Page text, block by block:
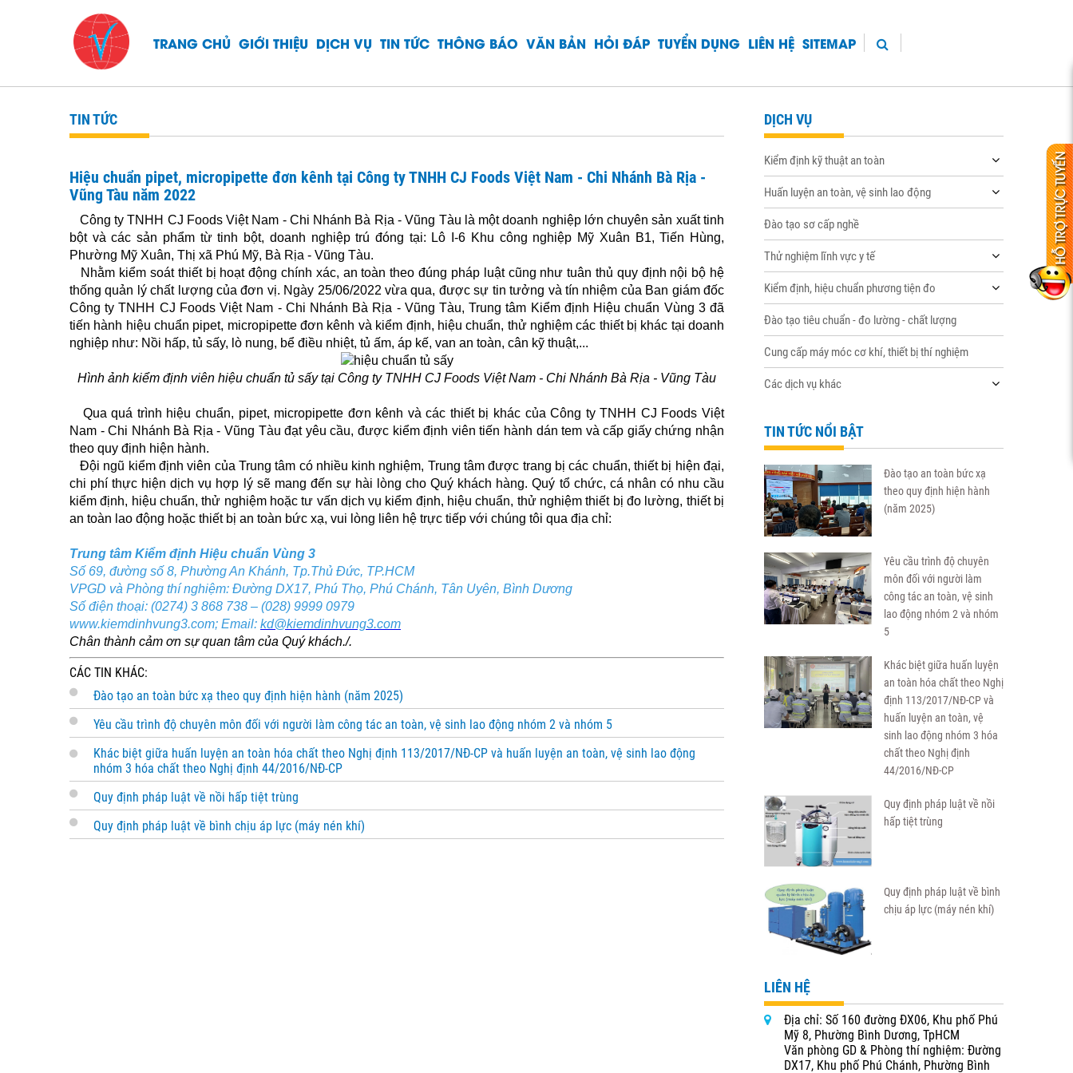
TRANG CHỦ GIỚI THIỆU DỊCH VỤ TIN TỨC THÔNG BÁO VĂN BẢN HỎI ĐÁP TUYỂN DỤNG LIÊN HỆ SITEMAP
TIN TỨC
Hiệu chuẩn pipet, micropipette đơn kênh tại Công ty TNHH CJ Foods Việt Nam - Chi Nhánh Bà Rịa -
Vũng Tàu năm 2022
Công ty TNHH CJ Foods Việt Nam - Chi Nhánh Bà Rịa - Vũng Tàu là một doanh nghiệp lớn chuyên sản xuất tinh
bột và các sản phẩm từ tinh bột, doanh nghiệp trú đóng tại: Lô I-6 Khu công nghiệp Mỹ Xuân B1, Tiến Hùng,
Phường Mỹ Xuân, Thị xã Phú Mỹ, Bà Rịa - Vũng Tàu.
Nhằm kiểm soát thiết bị hoạt động chính xác, an toàn theo đúng pháp luật cũng như tuân thủ quy định nội bộ hệ
thống quản lý chất lượng của đơn vị. Ngày 25/06/2022 vừa qua, được sự tin tưởng và tín nhiệm của Ban giám đốc
Công ty TNHH CJ Foods Việt Nam - Chi Nhánh Bà Rịa - Vũng Tàu, Trung tâm Kiểm định Hiệu chuẩn Vùng 3 đã
tiến hành hiệu chuẩn pipet, micropipette đơn kênh và kiểm định, hiệu chuẩn, thử nghiệm các thiết bị khác tại doanh
nghiệp như: Nồi hấp, tủ sấy, lò nung, bể điều nhiệt, tủ ấm, áp kế, van an toàn, cân kỹ thuật,...
Hình ảnh kiểm định viên hiệu chuẩn tủ sấy tại Công ty TNHH CJ Foods Việt Nam - Chi Nhánh Bà Rịa - Vũng Tàu
Qua quá trình hiệu chuẩn, pipet, micropipette đơn kênh và các thiết bị khác của Công ty TNHH CJ Foods Việt
Nam - Chi Nhánh Bà Rịa - Vũng Tàu đạt yêu cầu, được kiểm định viên tiến hành dán tem và cấp giấy chứng nhận
theo quy định hiện hành.
Đội ngũ kiểm định viên của Trung tâm có nhiều kinh nghiệm, Trung tâm được trang bị các chuẩn, thiết bị hiện đại,
chi phí thực hiện dịch vụ hợp lý sẽ mang đến sự hài lòng cho Quý khách hàng. Quý tổ chức, cá nhân có nhu cầu
kiểm định, hiệu chuẩn, thử nghiệm hoặc tư vấn dịch vụ kiểm định, hiệu chuẩn, thử nghiệm thiết bị đo lường, thiết bị
an toàn lao động hoặc thiết bị an toàn bức xạ, vui lòng liên hệ trực tiếp với chúng tôi qua địa chỉ:
Trung tâm Kiểm định Hiệu chuẩn Vùng 3
Số 69, đường số 8, Phường An Khánh, Tp.Thủ Đức, TP.HCM
VPGD và Phòng thí nghiệm: Đường DX17, Phú Thọ, Phú Chánh, Tân Uyên, Bình Dương
Số điện thoại: (0274) 3 868 738 – (028) 9999 0979
www.kiemdinhvung3.com; Email: kd@kiemdinhvung3.com
Chân thành cảm ơn sự quan tâm của Quý khách./.
CÁC TIN KHÁC:
Đào tạo an toàn bức xạ theo quy định hiện hành (năm 2025)
Yêu cầu trình độ chuyên môn đối với người làm công tác an toàn, vệ sinh lao động nhóm 2 và nhóm 5
Khác biệt giữa huấn luyện an toàn hóa chất theo Nghị định 113/2017/NĐ-CP và huấn luyện an toàn, vệ sinh lao động
nhóm 3 hóa chất theo Nghị định 44/2016/NĐ-CP
Quy định pháp luật về nồi hấp tiệt trùng
Quy định pháp luật về bình chịu áp lực (máy nén khí)
DỊCH VỤ
Kiểm định kỹ thuật an toàn
Huấn luyện an toàn, vệ sinh lao động
Đào tạo sơ cấp nghề
Thử nghiệm lĩnh vực y tế
Kiểm định, hiệu chuẩn phương tiện đo
Đào tạo tiêu chuẩn - đo lường - chất lượng
Cung cấp máy móc cơ khí, thiết bị thí nghiệm
Các dịch vụ khác
TIN TỨC NỔI BẬT
Đào tạo an toàn bức xạ
theo quy định hiện hành
(năm 2025)
Yêu cầu trình độ chuyên
môn đối với người làm
công tác an toàn, vệ sinh
lao động nhóm 2 và nhóm
5
Khác biệt giữa huấn luyện
an toàn hóa chất theo Nghị
định 113/2017/NĐ-CP và
huấn luyện an toàn, vệ
sinh lao động nhóm 3 hóa
chất theo Nghị định
44/2016/NĐ-CP
Quy định pháp luật về nồi
hấp tiệt trùng
Quy định pháp luật về bình
chịu áp lực (máy nén khí)
LIÊN HỆ
Địa chỉ: Số 160 đường ĐX06, Khu phố Phú
Mỹ 8, Phường Bình Dương, TpHCM
Văn phòng GD & Phòng thí nghiệm: Đường
DX17, Khu phố Phú Chánh, Phường Bình